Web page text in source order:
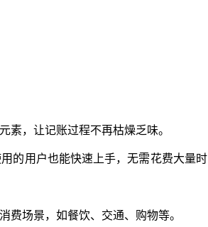
素，让记账过程不再枯燥乏味。
的用户也能快速上手，无需花费大量时
费场景，如餐饮、交通、购物等。